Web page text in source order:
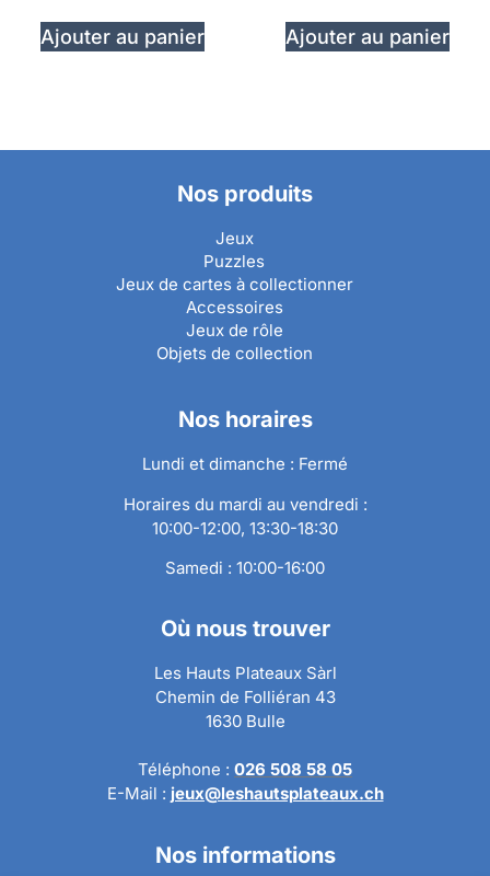
Ajouter au panier Ajouter au panier
Nos produits
Jeux
Puzzles
Jeux de cartes à collectionner
Accessoires
Jeux de rôle
Objets de collection
Nos horaires
Lundi et dimanche : Fermé
Horaires du mardi au vendredi :
10:00-12:00, 13:30-18:30
Samedi : 10:00-16:00
Où nous trouver
Les Hauts Plateaux Sàrl
Chemin de Folliéran 43
1630 Bulle
Téléphone : 026 508 58 05
E-Mail : jeux@leshautsplateaux.ch
Nos informations